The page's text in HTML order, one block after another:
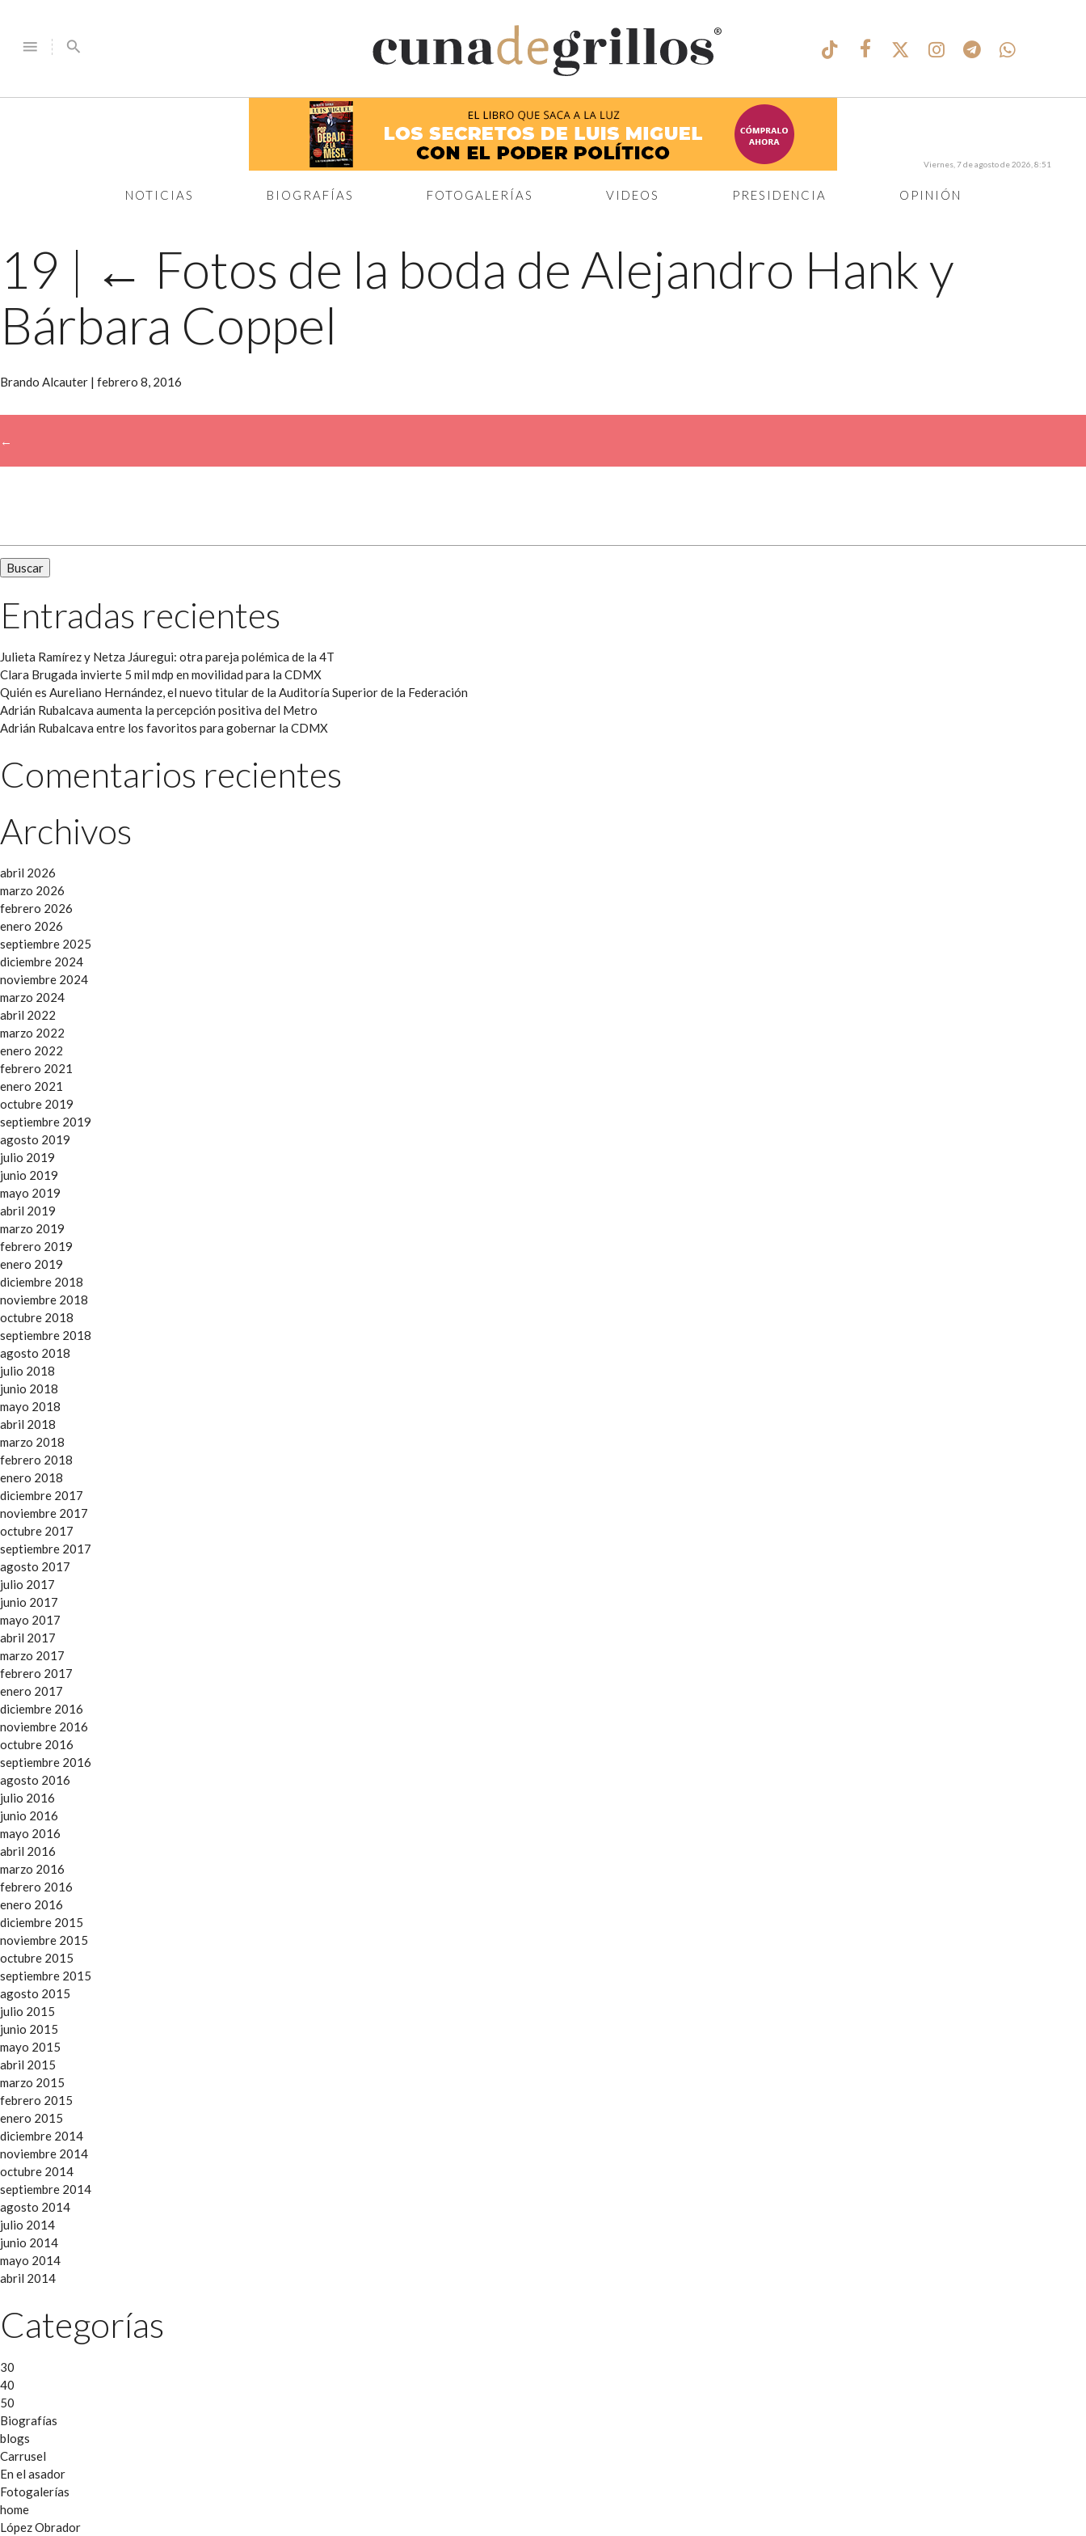
menu search
®
NOTICIAS BIOGRAFÍAS FOTOGALERÍAS VIDEOS PRESIDENCIA OPINIÓN
Viernes, 7 de agosto de 2026, 8:51
19 | ← Fotos de la boda de Alejandro Hank y
Bárbara Coppel
Brando Alcauter | febrero 8, 2016
←
Entradas recientes
Julieta Ramírez y Netza Jáuregui: otra pareja polémica de la 4T
Clara Brugada invierte 5 mil mdp en movilidad para la CDMX
Quién es Aureliano Hernández, el nuevo titular de la Auditoría Superior de la Federación
Adrián Rubalcava aumenta la percepción positiva del Metro
Adrián Rubalcava entre los favoritos para gobernar la CDMX
Comentarios recientes
Archivos
abril 2026
marzo 2026
febrero 2026
enero 2026
septiembre 2025
diciembre 2024
noviembre 2024
marzo 2024
abril 2022
marzo 2022
enero 2022
febrero 2021
enero 2021
octubre 2019
septiembre 2019
agosto 2019
julio 2019
junio 2019
mayo 2019
abril 2019
marzo 2019
febrero 2019
enero 2019
diciembre 2018
noviembre 2018
octubre 2018
septiembre 2018
agosto 2018
julio 2018
junio 2018
mayo 2018
abril 2018
marzo 2018
febrero 2018
enero 2018
diciembre 2017
noviembre 2017
octubre 2017
septiembre 2017
agosto 2017
julio 2017
junio 2017
mayo 2017
abril 2017
marzo 2017
febrero 2017
enero 2017
diciembre 2016
noviembre 2016
octubre 2016
septiembre 2016
agosto 2016
julio 2016
junio 2016
mayo 2016
abril 2016
marzo 2016
febrero 2016
enero 2016
diciembre 2015
noviembre 2015
octubre 2015
septiembre 2015
agosto 2015
julio 2015
junio 2015
mayo 2015
abril 2015
marzo 2015
febrero 2015
enero 2015
diciembre 2014
noviembre 2014
octubre 2014
septiembre 2014
agosto 2014
julio 2014
junio 2014
mayo 2014
abril 2014
Categorías
30
40
50
Biografías
blogs
Carrusel
En el asador
Fotogalerías
home
López Obrador